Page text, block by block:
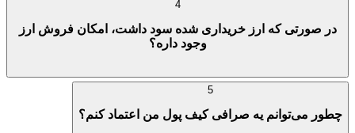
در صورتی که ارز خریداری شده سود داشت، امکان فروش ارز
وجود داره؟
چطور می‌توانم یه صرافی کیف پول من اعتماد کنم؟